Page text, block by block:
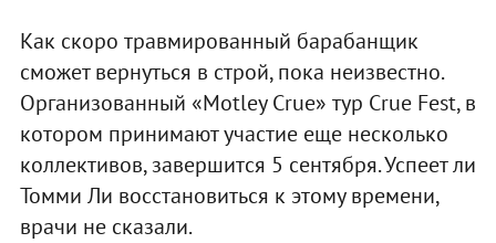
Как скоро травмированный барабанщик
сможет вернуться в строй, пока неизвестно.
Организованный «Motley Crue» тур Crue Fest, в
котором принимают участие еще несколько
коллективов, завершится 5 сентября. Успеет ли
Томми Ли восстановиться к этому времени,
врачи не сказали.